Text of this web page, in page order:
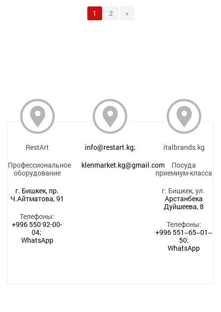
1 2 »
RestArt
Профессиональное
оборудование
г. Бишкек, пр.
Ч.Айтматова, 91
Телефоны:
+996 550 92-00-
04;
WhatsApp
info@restart.kg;
klenmarket.kg@gmail.com
italbrands.kg
Посуда
приемиум-класса
г. Бишкек, ул.
Арстанбека
Дуйшеева, 8
Телефоны:
+996 551‒65‒01‒
50;
WhatsApp